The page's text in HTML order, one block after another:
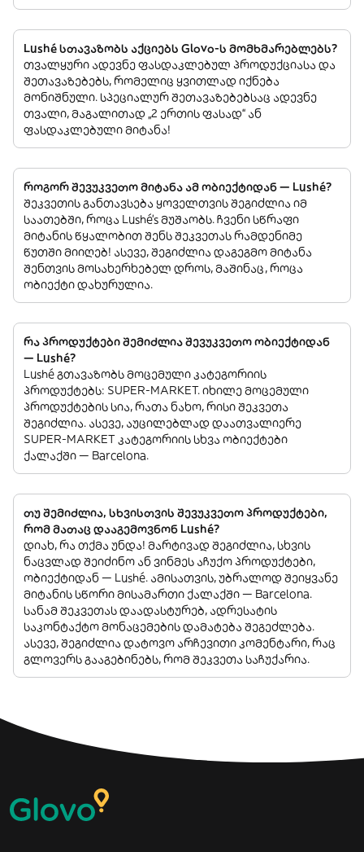
Lushé სთავაზობს აქციებს Glovo-ს მომხმარებლებს?
თვალყური ადევნე ფასდაკლებულ პროდუქციასა და
შეთავაზებებს, რომელიც ყვითლად იქნება
მონიშნული. სპეციალურ შეთავაზებებსაც ადევნე
თვალი, მაგალითად „2 ერთის ფასად“ ან
ფასდაკლებული მიტანა!
როგორ შევუკვეთო მიტანა ამ ობიექტიდან — Lushé?
შეკვეთის განთავსება ყოველთვის შეგიძლია იმ
საათებში, როცა Lushé’s მუშაობს. ჩვენი სწრაფი
მიტანის წყალობით შენს შეკვეთას რამდენიმე
წუთში მიიღებ! ასევე, შეგიძლია დაგეგმო მიტანა
შენთვის მოსახერხებელ დროს, მაშინაც, როცა
ობიექტი დახურულია.
რა პროდუქტები შემიძლია შევუკვეთო ობიექტიდან
— Lushé?
Lushé გთავაზობს მოცემული კატეგორიის
პროდუქტებს: SUPER-MARKET. იხილე მოცემული
პროდუქტების სია, რათა ნახო, რისი შეკვეთა
შეგიძლია. ასევე, აუცილებლად დაათვალიერე
SUPER-MARKET კატეგორიის სხვა ობიექტები
ქალაქში — Barcelona.
თუ შემიძლია, სხვისთვის შევუკვეთო პროდუქტები,
რომ მათაც დააგემოვნონ Lushé?
დიახ, რა თქმა უნდა! მარტივად შეგიძლია, სხვის
ნაცვლად შეიძინო ან ვინმეს აჩუქო პროდუქტები,
ობიექტიდან — Lushé. ამისათვის, უბრალოდ შეიყვანე
მიტანის სწორი მისამართი ქალაქში — Barcelona.
სანამ შეკვეთას დაადასტურებ, ადრესატის
საკონტაქტო მონაცემების დამატება შეგეძლება.
ასევე, შეგიძლია დატოვო არჩევითი კომენტარი, რაც
გლოვერს გააგებინებს, რომ შეკვეთა საჩუქარია.